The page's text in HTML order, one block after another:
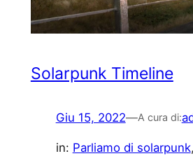
Solarpunk Timeline
Giu 15, 2022—A cura di:
in: Parliamo di solarpunk,